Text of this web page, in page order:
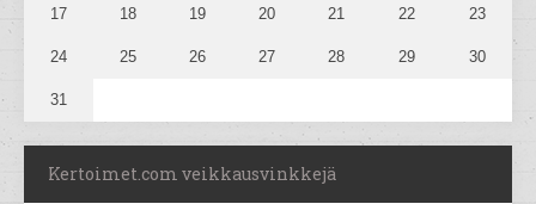
17 18 19 20 21 22 23
24 25 26 27 28 29 30
31
Kertoimet.com veikkausvinkkejä